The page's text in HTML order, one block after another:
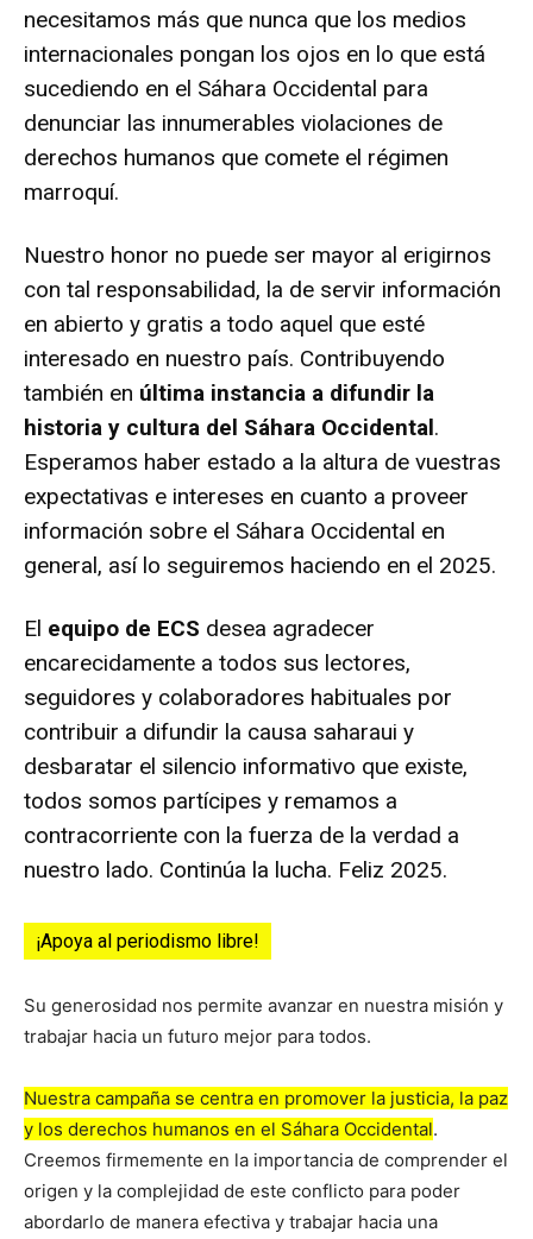
necesitamos más que nunca que los medios
internacionales pongan los ojos en lo que está
sucediendo en el Sáhara Occidental para
denunciar las innumerables violaciones de
derechos humanos que comete el régimen
marroquí.
Nuestro honor no puede ser mayor al erigirnos
con tal responsabilidad, la de servir información
en abierto y gratis a todo aquel que esté
interesado en nuestro país. Contribuyendo
también en última instancia a difundir la
historia y cultura del Sáhara Occidental.
Esperamos haber estado a la altura de vuestras
expectativas e intereses en cuanto a proveer
información sobre el Sáhara Occidental en
general, así lo seguiremos haciendo en el 2025.
El equipo de ECS desea agradecer
encarecidamente a todos sus lectores,
seguidores y colaboradores habituales por
contribuir a difundir la causa saharaui y
desbaratar el silencio informativo que existe,
todos somos partícipes y remamos a
contracorriente con la fuerza de la verdad a
nuestro lado. Continúa la lucha. Feliz 2025.
¡Apoya al periodismo libre!
Su generosidad nos permite avanzar en nuestra misión y
trabajar hacia un futuro mejor para todos.
Nuestra campaña se centra en promover la justicia, la paz
y los derechos humanos en el Sáhara Occidental.
Creemos firmemente en la importancia de comprender el
origen y la complejidad de este conflicto para poder
abordarlo de manera efectiva y trabajar hacia una